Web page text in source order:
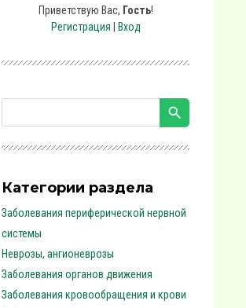
Приветствую Вас, Гость!
Регистрация
Вход
Категории раздела
Заболевания периферической нервной
системы
Неврозы, ангионеврозы
Заболевания органов движения
Заболевания кровообращения и крови